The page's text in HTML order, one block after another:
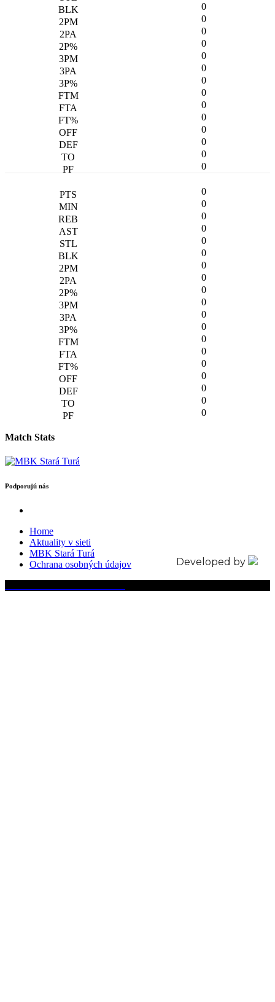
0
0
0
0
0
0
0
0
0
0
0
0
0
0
0
0
0
0
0
0
0
0
0
0
0
0
0
0
0
0
0
0
0
Match Stats
Podporujú nás
Home
Aktuality v sieti
MBK Stará Turá
Ochrana osobných údajov
Developed by